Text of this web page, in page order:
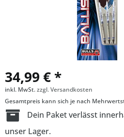
34,99 € *
inkl. MwSt.zzgl. Versandkosten
Gesamtpreis kann sich je nach
Dein Paket verlässt
unser Lager.